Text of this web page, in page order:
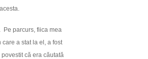
Pe parcurs, fiica mea
a stat la el, a fost
că era căutată